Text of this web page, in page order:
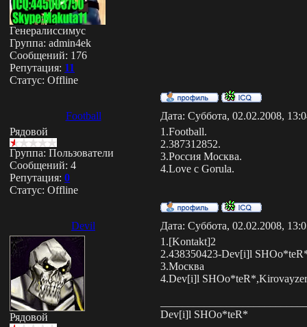
Генералиссимус
Группа: admin4ek
Сообщений: 176
Репутация: 11
Статус: Offline
Football
Дата: Суббота, 02.02.2008,
Рядовой
Группа: Пользователи
Сообщений: 4
Репутация: 0
Статус: Offline
1.Football.
2.387312852.
3.Россия Москва.
4.Love с Gorula.
Devil Дата: Суббота, 02.02.2008,
Рядовой
1.[Kontakt]2
2.438350423-Dev[i]l
3.Москва
4.Dev[i]l
Dev[i]l SHOo*teR*